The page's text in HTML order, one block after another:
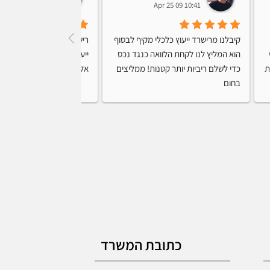
10:41 09 Apr 25
הוא המליץ לנו לקחת הלוואה כנגד נכס
בחום
אלוף, ותמיד זמין לכל
כתובת המשרד